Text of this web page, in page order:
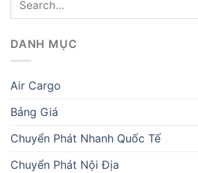
DANH MỤC
Air Cargo
Bảng Giá
Chuyển Phát Nhanh Quốc Tế
Chuyển Phát Nội Địa